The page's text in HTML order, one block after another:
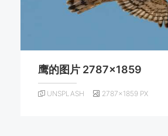
鹰的图片 2787×1859
UNSPLASH 2787×1859 PX